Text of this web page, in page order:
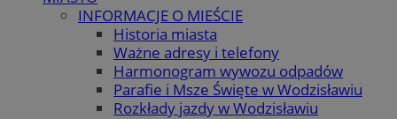
INFORMACJE O MIEŚCIE
Historia miasta
Ważne adresy i telefony
Harmonogram wywozu odpadów
Parafie i Msze Święte w Wodzisławiu
Rozkłady jazdy w Wodzisławiu